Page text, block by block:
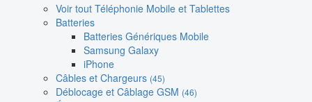
Voir tout Téléphonie Mobile et Tablettes
Batteries
Batteries Génériques Mobile
Samsung Galaxy
iPhone
Câbles et Chargeurs (45)
Déblocage et Câblage GSM (46)